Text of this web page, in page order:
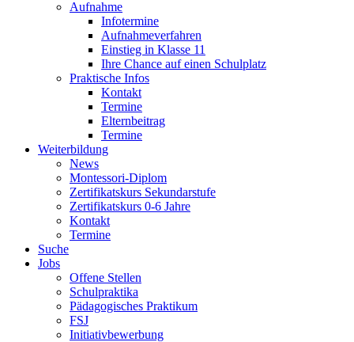
Aufnahme
Infotermine
Aufnahmeverfahren
Einstieg in Klasse 11
Ihre Chance auf einen Schulplatz
Praktische Infos
Kontakt
Termine
Elternbeitrag
Termine
Weiterbildung
News
Montessori-Diplom
Zertifikatskurs Sekundarstufe
Zertifikatskurs 0-6 Jahre
Kontakt
Termine
Suche
Jobs
Offene Stellen
Schulpraktika
Pädagogisches Praktikum
FSJ
Initiativbewerbung